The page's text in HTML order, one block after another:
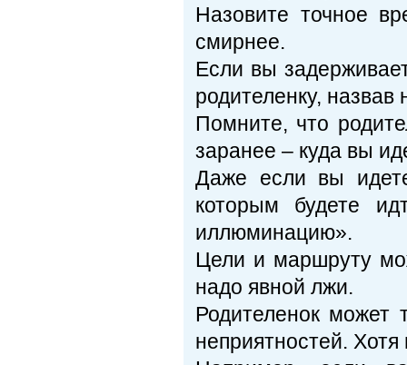
Назовите точное
смирнее.
Если вы
родителенку,
Помните, что
заранее – куда вы
Даже если вы
которым будете
иллюминацию».
Цели и маршруту
надо явной лжи.
Родителенок может
неприятностей. Хотя